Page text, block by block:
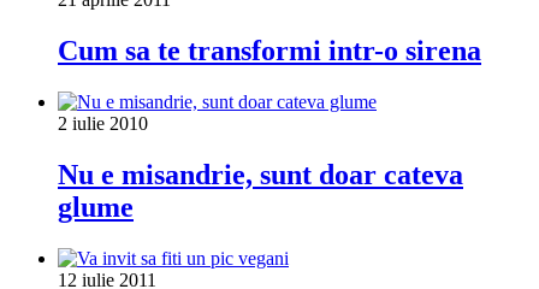
Cum sa te transformi intr-o sirena
2 iulie 2010
Nu e misandrie, sunt doar cateva
glume
12 iulie 2011